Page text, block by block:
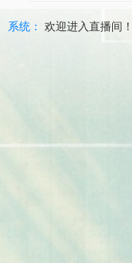
直
07-
系统： 欢迎进入直播间！